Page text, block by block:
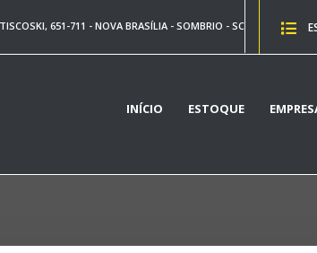
651-711 - NOVA BRASÍLIA - SOMBRIO - SC
INÍCIO ESTOQUE